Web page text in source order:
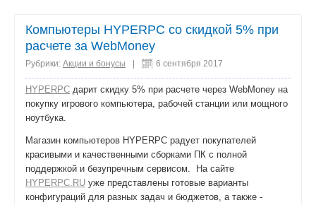
Компьютеры HYPERPC со скидкой 5% при
расчете за WebMoney
Рубрики: Акции и бонусы 6 сентября 2017
HYPERPC дарит скидку 5% при расчете через WebMoney на
покупку игрового компьютера, рабочей станции или мощного
ноутбука.
Магазин компьютеров HYPERPC радует покупателей
красивыми и качественными сборками ПК с полной
поддержкой и безупречным сервисом. На сайте
HYPERPC.RU уже представлены готовые варианты
конфигураций для разных задач и бюджетов, а также -